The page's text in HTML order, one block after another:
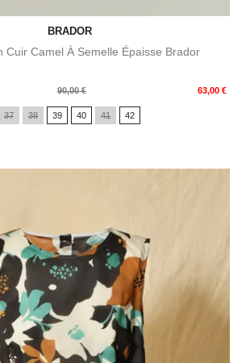
BRADOR
Cuir Camel À Semelle Épaisse Brador
90,00 € 63,00 €
37 38 39 40 41 42